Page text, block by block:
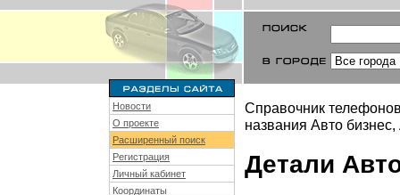
Новости
О проекте
Расширенный поиск
Регистрация
Личный кабинет
Координаты
Справочник
названия Авто
Детали